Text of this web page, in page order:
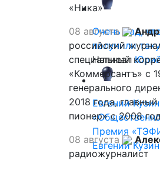
Очень рад,
получили
Написал
Евгений
Премия
Евгений Кузин
«Ника»
08 августа
российский
специальный
«Коммерсантъ» с
генерального
2018 года,
пионер» с 2008
08 августа
радиожурналист